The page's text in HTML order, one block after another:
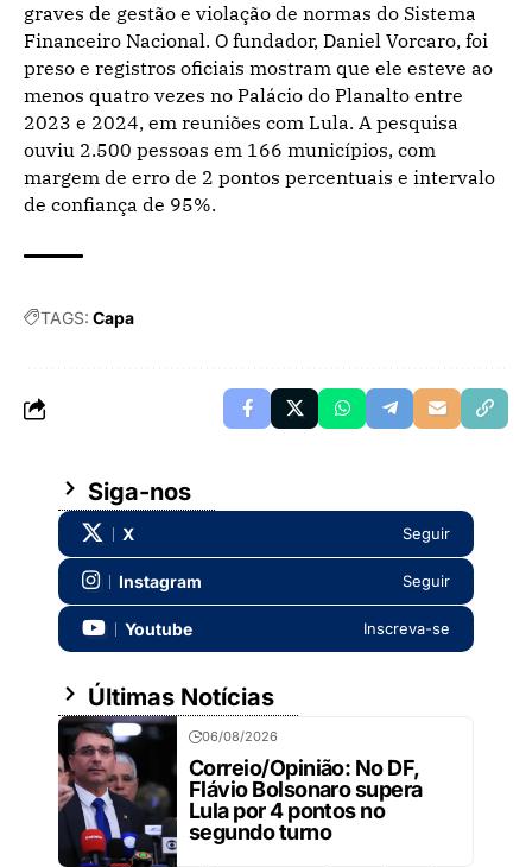
graves de gestão e violação de normas do Sistema
Financeiro Nacional. O fundador, Daniel Vorcaro, foi
preso e registros oficiais mostram que ele esteve ao
menos quatro vezes no Palácio do Planalto entre
2023 e 2024, em reuniões com Lula. A pesquisa
ouviu 2.500 pessoas em 166 municípios, com
margem de erro de 2 pontos percentuais e intervalo
de confiança de 95%.
TAGS: Capa
Siga-nos
X Seguir
Instagram Seguir
Youtube Inscreva-se
Últimas Notícias
06/08/2026
Correio/Opinião: No DF,
Flávio Bolsonaro supera
Lula por 4 pontos no
segundo turno